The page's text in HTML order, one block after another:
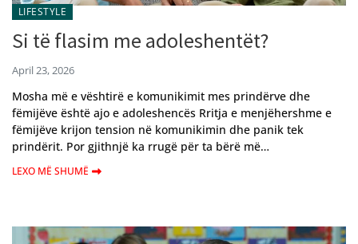
LIFESTYLE
Si të flasim me adoleshentët?
April 23, 2026
Mosha më e vështirë e komunikimit mes prindërve dhe
fëmijëve është ajo e adoleshencës Rritja e menjëhershme e
fëmijëve krijon tension në komunikimin dhe panik tek
prindërit. Por gjithnjë ka rrugë për ta bërë më…
LEXO MË SHUMË